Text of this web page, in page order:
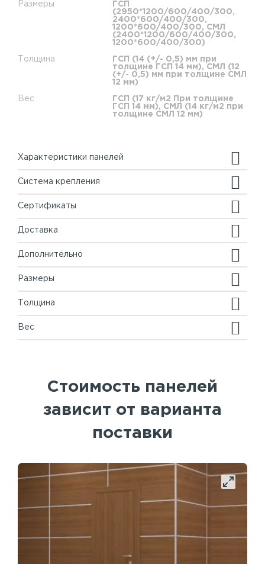
Размеры
ГСП
(2950*1200/600/400/300,
2400*600/400/300,
1200*600/400/300, СМЛ
(2400*1200/600/400/300,
1200*600/400/300)
Толщина
ГСП (14 (+/- 0,5) мм при
толщине ГСП 14 мм), СМЛ (12
(+/- 0,5) мм при толщине СМЛ
12 мм)
Вес
ГСП (17 кг/м2 При толщине
ГСП 14 мм), СМЛ (14 кг/м2 при
толщине СМЛ 12 мм)
Характеристики панелей
Система крепления
Сертификаты
Доставка
Дополнительно
Размеры
Толщина
Вес
Стоимость панелей
зависит от варианта
поставки